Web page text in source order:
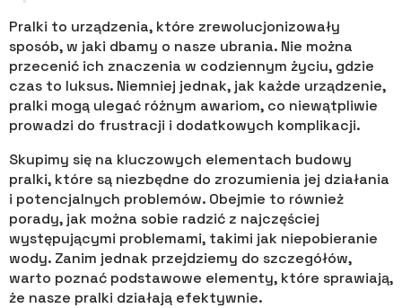
Pralki to urządzenia, które zrewolucjonizowały
sposób, w jaki dbamy o nasze ubrania. Nie można
przecenić ich znaczenia w codziennym życiu, gdzie
czas to luksus. Niemniej jednak, jak każde urządzenie,
pralki mogą ulegać różnym awariom, co niewątpliwie
prowadzi do frustracji i dodatkowych komplikacji.
Skupimy się na kluczowych elementach budowy
pralki, które są niezbędne do zrozumienia jej działania
i potencjalnych problemów. Obejmie to również
porady, jak można sobie radzić z najczęściej
występującymi problemami, takimi jak niepobieranie
wody. Zanim jednak przejdziemy do szczegółów,
warto poznać podstawowe elementy, które sprawiają,
że nasze pralki działają efektywnie.